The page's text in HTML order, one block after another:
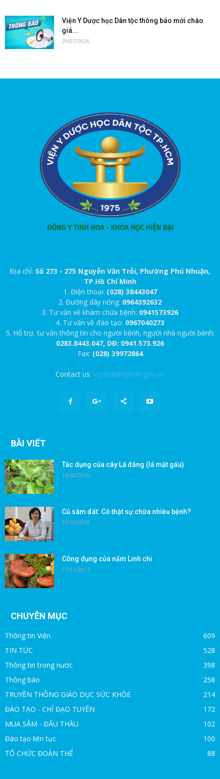
Viện Y Dược học Dân tộc thông báo mời chào
giá...
29/07/2026
Địa chỉ: Số 273 - 275 Nguyễn Văn Trỗi, Phường Phú Nhuận,
TP.Hồ Chí Minh
1. Điện thoại: (028) 38443047
2. Đường dây nóng: 0964392632
3. Tư vấn về khám chữa bệnh: 0941573926
4. Tư vấn về đào tạo: 0967040273
5. Hỗ trợ, tư vấn thông tin cho người bệnh, người nhà người bệnh:
0283.8443.047, DĐ: 0941.573.926
Fax: (028) 39972864
Contact us: v.ydhdt@tphcm.gov.vn
BÀI VIẾT
Tác dụng của cây Lá đắng (lá mật gấu)
14/08/2016
Củ sâm đất: Có thật sự chữa nhiều bệnh?
31/10/2019
Công dụng của nấm Linh chi
27/11/2017
CHUYÊN MỤC
Thông tin Viện
609
TIN TỨC
528
Thông tin trong nước
398
Thông báo
258
TRUYỀN THÔNG GIÁO DỤC SỨC KHỎE
214
ĐÀO TẠO - CHỈ ĐẠO TUYẾN
172
MUA SẮM - ĐẤU THẦU
102
Đào tạo liên tục
100
TỔ CHỨC ĐOÀN THỂ
88